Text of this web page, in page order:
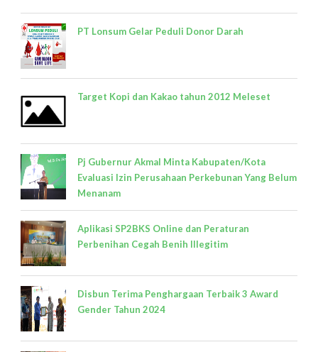
PT Lonsum Gelar Peduli Donor Darah
Target Kopi dan Kakao tahun 2012 Meleset
Pj Gubernur Akmal Minta Kabupaten/Kota
Evaluasi Izin Perusahaan Perkebunan Yang Belum
Menanam
Aplikasi SP2BKS Online dan Peraturan
Perbenihan Cegah Benih Illegitim
Disbun Terima Penghargaan Terbaik 3 Award
Gender Tahun 2024